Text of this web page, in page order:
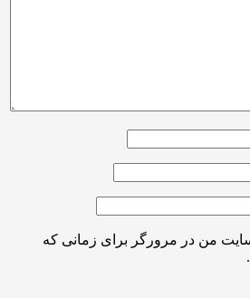
من در مرورگر برای زمانی که